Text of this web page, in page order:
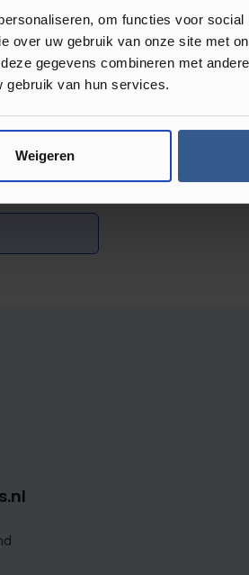
om functies voor
over uw gebruik van onze site met
gegevens combineren met
gebruik van hun services.
Weigeren